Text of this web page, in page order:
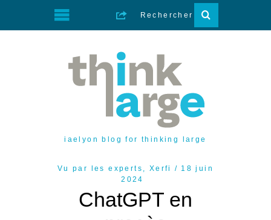
iaelyon blog for thinking large
Vu par les experts , Xerfi
18 juin
2024
ChatGPT en